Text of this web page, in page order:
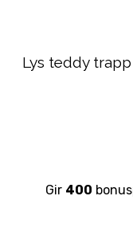
Lys teddy
Gir 400